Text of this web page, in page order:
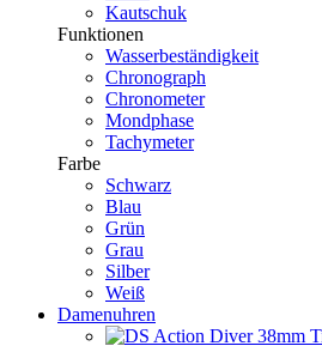
Kautschuk
Funktionen
Wasserbeständigkeit
Chronograph
Chronometer
Mondphase
Tachymeter
Farbe
Schwarz
Blau
Grün
Grau
Silber
Weiß
Damenuhren